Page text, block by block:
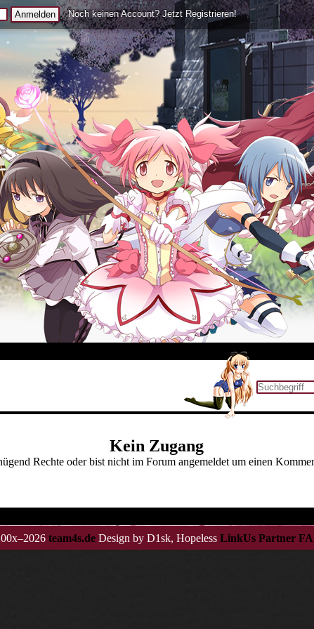
Noch keinen Account? Jetzt Registrieren!
Kein Zugang
Rechte oder bist nicht im Forum angemeldet um einen
team4s.deDesign by D1sk, Hopeless LinkUs Partner